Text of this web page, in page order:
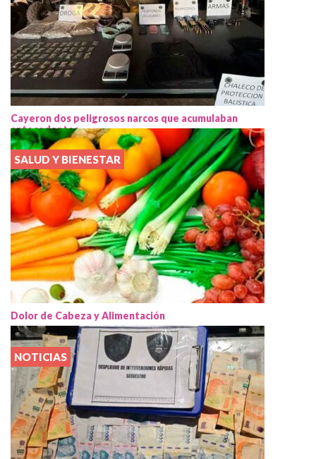
Cayeron dos peligrosos narcos que acumulaban
antecedentes
SALUD Y BIENESTAR
Dolor de Cabeza y Alimentación
NOTICIAS